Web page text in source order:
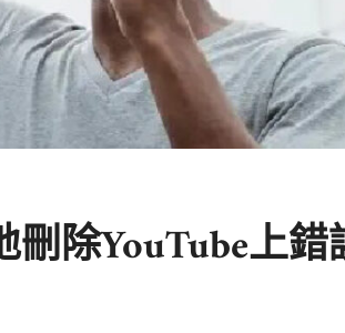
除YouTube上錯